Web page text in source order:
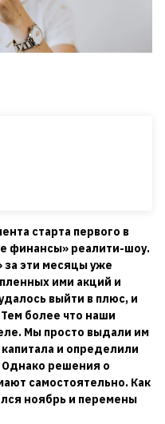
старта первого в
финансы» реалити-шоу.
за эти месяцы уже
ими акций и
выйти в плюс, и
более что наши
Мы просто выдали им
и определили
решения о
самостоятельно. Как
ноябрь и перемены